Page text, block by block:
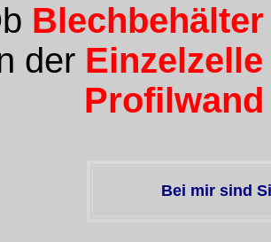
Blechbehälter
der Einzelzelle
Profilwand
Bei mir sind